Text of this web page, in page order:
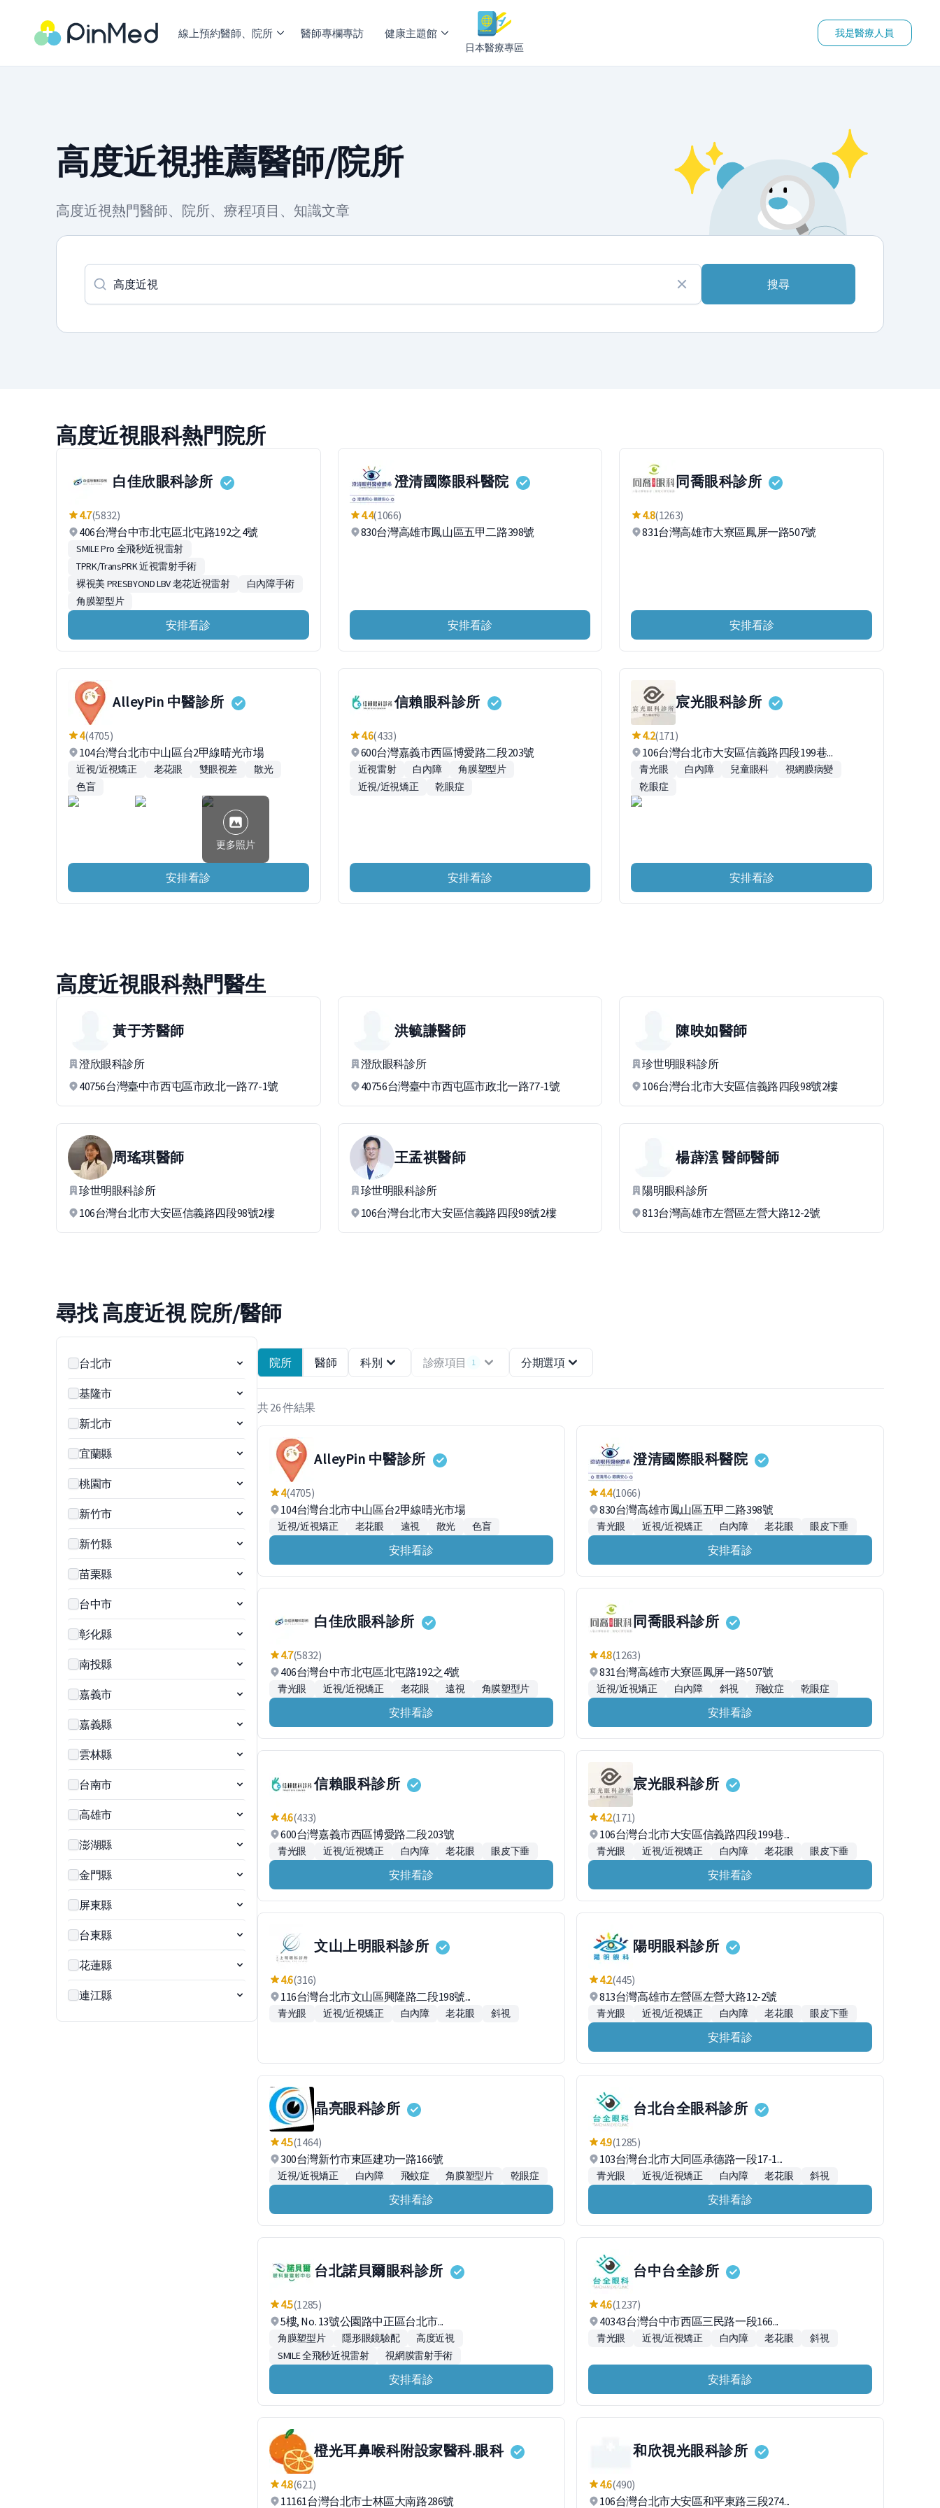
線上預約醫師、院所 醫師專欄專訪 健康主題館
日本醫療專區
我是醫療人員
高度近視推薦醫師/院所
高度近視熱門醫師、院所、療程項目、知識文章
搜尋
高度近視眼科熱門院所
白佳欣眼科診所
4.7(5832)
406台灣台中市北屯區北屯路192之4號
SMILE Pro 全飛秒近視雷射
TPRK/TransPRK 近視雷射手術
裸視美 PRESBYOND LBV 老花近視雷射
白內障手術
角膜塑型片
安排看診
澄清國際眼科醫院
4.4(1066)
830台灣高雄市鳳山區五甲二路398號
安排看診
同喬眼科診所
4.8(1263)
831台灣高雄市大寮區鳳屏一路507號
安排看診
AlleyPin 中醫診所
4(4705)
104台灣台北市中山區台2甲線晴光市場
近視/近視矯正 老花眼 雙眼視差
散光
色盲
更多照片
安排看診
信賴眼科診所
4.6(433)
600台灣嘉義市西區博愛路二段203號
近視雷射 白內障
角膜塑型片
近視/近視矯正
乾眼症
安排看診
宸光眼科診所
4.2(171)
106台灣台北市大安區信義路四段199巷...
青光眼 白內障 兒童眼科
視網膜病變
乾眼症
安排看診
高度近視眼科熱門醫生
黃于芳醫師
澄欣眼科診所
40756台灣臺中市西屯區市政北一路77-1號
洪毓謙醫師
澄欣眼科診所
40756台灣臺中市西屯區市政北一路77-1號
陳映如醫師
珍世明眼科診所
106台灣台北市大安區信義路四段98號2樓
周瑤琪醫師
珍世明眼科診所
106台灣台北市大安區信義路四段98號2樓
王孟祺醫師
珍世明眼科診所
106台灣台北市大安區信義路四段98號2樓
楊薜澐 醫師醫師
陽明眼科診所
813台灣高雄市左營區左營大路12-2號
尋找 高度近視 院所/醫師
台北市
基隆市
新北市
宜蘭縣
桃園市
新竹市
新竹縣
苗栗縣
台中市
彰化縣
南投縣
嘉義市
嘉義縣
雲林縣
台南市
高雄市
澎湖縣
金門縣
屏東縣
台東縣
花蓮縣
連江縣
院所 醫師 科別 診療項目 1 分期選項
共 26 件結果
AlleyPin 中醫診所
4(4705)
104台灣台北市中山區台2甲線晴光市場
近視/近視矯正 老花眼 遠視 散光 色盲
安排看診
澄清國際眼科醫院
4.4(1066)
830台灣高雄市鳳山區五甲二路398號
青光眼 近視/近視矯正 白內障 老花眼 眼皮下垂
安排看診
白佳欣眼科診所
4.7(5832)
406台灣台中市北屯區北屯路192之4號
青光眼 近視/近視矯正 老花眼 遠視 角膜塑型片
安排看診
同喬眼科診所
4.8(1263)
831台灣高雄市大寮區鳳屏一路507號
近視/近視矯正 白內障 斜視 飛蚊症 乾眼症
安排看診
信賴眼科診所
4.6(433)
600台灣嘉義市西區博愛路二段203號
青光眼 近視/近視矯正 白內障 老花眼 眼皮下垂
安排看診
宸光眼科診所
4.2(171)
106台灣台北市大安區信義路四段199巷...
青光眼 近視/近視矯正 白內障 老花眼 眼皮下垂
安排看診
文山上明眼科診所
4.6(316)
116台灣台北市文山區興隆路二段198號...
青光眼 近視/近視矯正 白內障 老花眼 斜視
陽明眼科診所
4.2(445)
813台灣高雄市左營區左營大路12-2號
青光眼 近視/近視矯正 白內障 老花眼 眼皮下垂
安排看診
晶亮眼科診所
4.5(1464)
300台灣新竹市東區建功一路166號
近視/近視矯正 白內障 飛蚊症 角膜塑型片 乾眼症
安排看診
台北台全眼科診所
4.9(1285)
103台灣台北市大同區承德路一段17-1...
青光眼 近視/近視矯正 白內障 老花眼 斜視
安排看診
台北諾貝爾眼科診所
4.5(1285)
5樓, No. 13號公園路中正區台北市...
角膜塑型片 隱形眼鏡驗配
高度近視
SMILE 全飛秒近視雷射
視網膜雷射手術
安排看診
台中台全診所
4.6(1237)
40343台灣台中市西區三民路一段166...
青光眼 近視/近視矯正 白內障 老花眼 斜視
安排看診
橙光耳鼻喉科附設家醫科.眼科
4.8(621)
11161台灣台北市士林區大南路286號
和欣視光眼科診所
4.6(490)
106台灣台北市大安區和平東路三段274...